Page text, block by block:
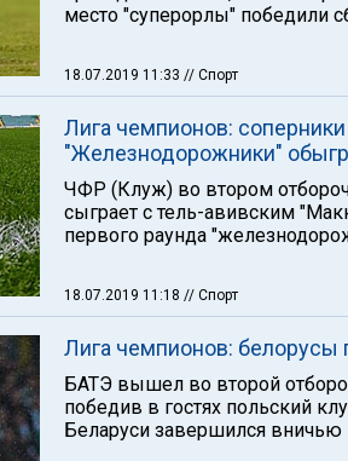
место "суперорлы" победили
18.07.2019 11:33 // Спорт
Лига чемпионов:
"Железнодорожники"
ЧФР (Клуж) во втором
сыграет с тель-авивским
первого раунда
18.07.2019 11:18 // Спорт
Лига чемпионов:
БАТЭ вышел во второй
победив в гостях польский
Беларуси завершился вничью